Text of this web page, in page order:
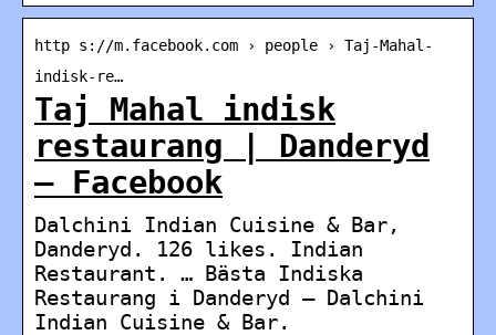
http s://m.facebook.com › people › Taj-Mahal-
indisk-re…
Taj Mahal indisk
restaurang | Danderyd
– Facebook
Dalchini Indian Cuisine & Bar,
Danderyd. 126 likes. Indian
Restaurant. … Bästa Indiska
Restaurang i Danderyd – Dalchini
Indian Cuisine & Bar.